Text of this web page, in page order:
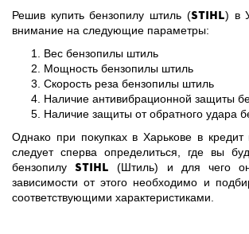
Решив купить бензопилу штиль (Stihl) в
внимание на следующие параметры:
Вес бензопилы штиль
Мощность бензопилы штиль
Скорость реза бензопилы штиль
Наличие антивибрационной защиты
Наличие защиты от обратного удара
Однако при покупках в Харькове в кредит
следует сперва определиться, где вы
бензопилуStihl (Штиль) и для чего
зависимости от этого необходимо и
соответствующими характеристиками.